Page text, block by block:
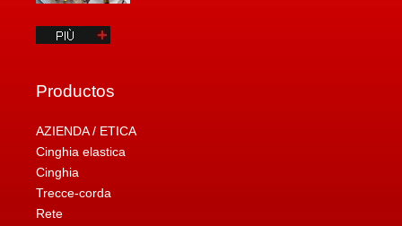
Productos
AZIENDA / ETICA
Cinghia elastica
Cinghia
Trecce-corda
Rete